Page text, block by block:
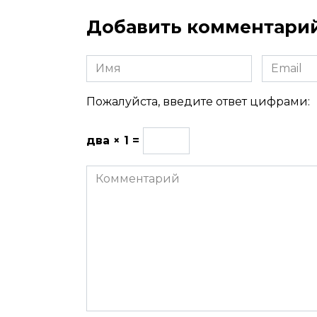
Добавить
Имя Email
Пожалуйста, введите ответ цифрами:
два × 1 =
Комментарий